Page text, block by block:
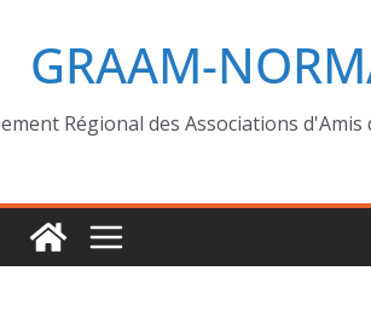
GRAAM-
Régional des Associations